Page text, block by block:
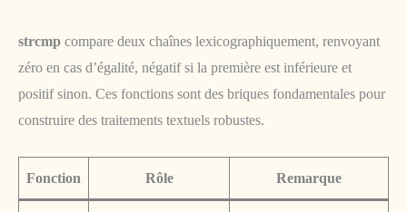
strcmp compare deux chaînes lexicographiquement, renvoyant
zéro en cas d’égalité, négatif si la première est inférieure et
positif sinon. Ces fonctions sont des briques fondamentales pour
construire des traitements textuels robustes.
Fonction Rôle Remarque